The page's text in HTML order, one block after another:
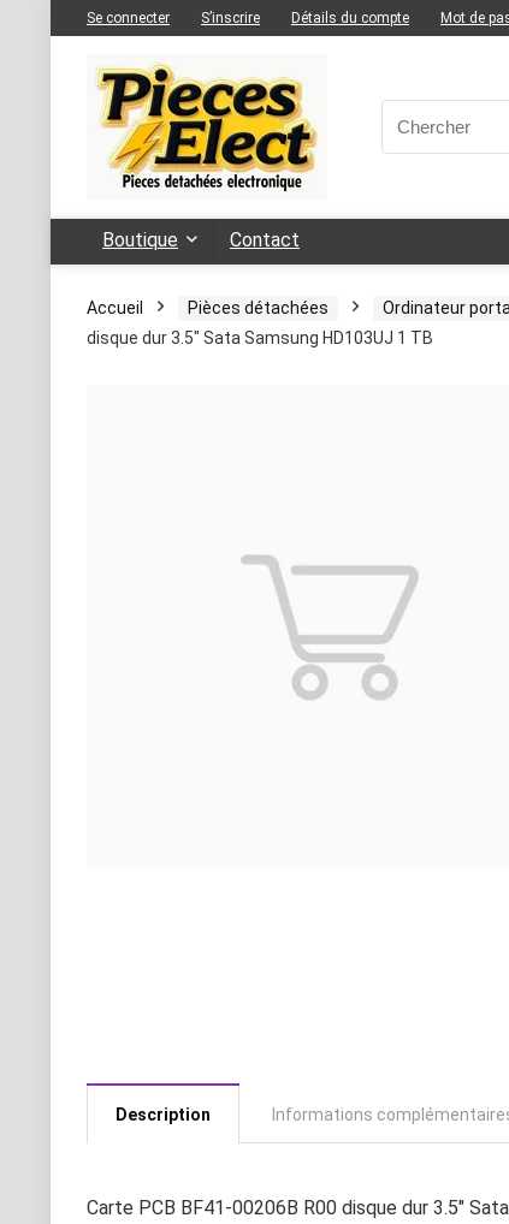
Se connecter S’inscrire Détails du compte Mot de
Boutique Contact
Accueil Pièces détachées Ordinateur
disque dur 3.5″ Sata Samsung HD103UJ 1 TB
Description Informations
Carte PCB BF41-00206B R00 disque dur 3.5″